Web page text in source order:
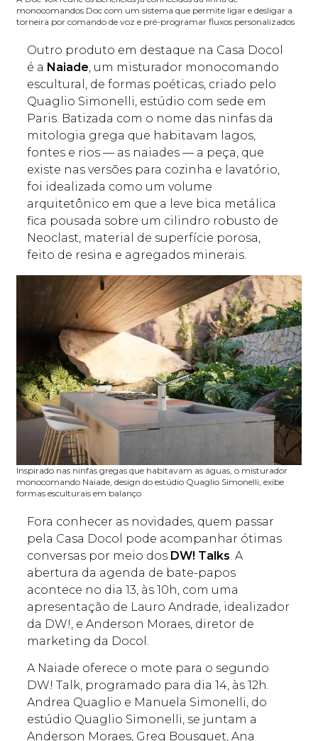
monocomandos Doc com um sistema que permite ligar e desligar a
torneira por comando de voz e pré-programar fluxos personalizados
Outro produto em destaque na Casa Docol
é a Naiade , um misturador monocomando
escultural, de formas poéticas, criado pelo
Quaglio Simonelli, estúdio com sede em
Paris. Batizada com o nome das ninfas da
mitologia grega que habitavam lagos,
fontes e rios — as naiades — a peça, que
existe nas versões para cozinha e lavatório,
foi idealizada como um volume
arquitetônico em que a leve bica metálica
fica pousada sobre um cilindro robusto de
Neoclast, material de superfície porosa,
feito de resina e agregados minerais.
Inspirado nas ninfas gregas que habitavam as águas, o misturador
monocomando Naiade, design do estúdio Quaglio Simonelli, exibe
formas esculturais em balanço
Fora conhecer as novidades, quem passar
pela Casa Docol pode acompanhar ótimas
conversas por meio dos DW! Talks. A
abertura da agenda de bate-papos
acontece no dia 13, às 10h, com uma
apresentação de Lauro Andrade, idealizador
da DW!, e Anderson Moraes, diretor de
marketing da Docol.
A Naiade oferece o mote para o segundo
DW! Talk, programado para dia 14, às 12h.
Andrea Quaglio e Manuela Simonelli, do
estúdio Quaglio Simonelli, se juntam a
Anderson Moraes, Greg Bousquet, Ana